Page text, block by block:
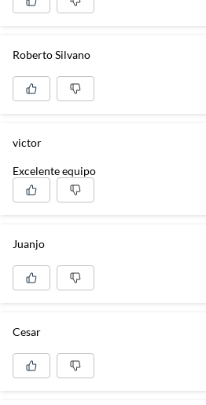
Roberto Silvano
victor
Excelente equipo
Juanjo
Cesar